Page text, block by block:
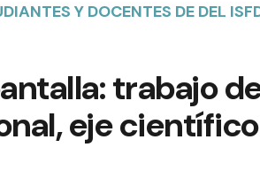
Y DOCENTES DE DEL
trabajo
eje científico